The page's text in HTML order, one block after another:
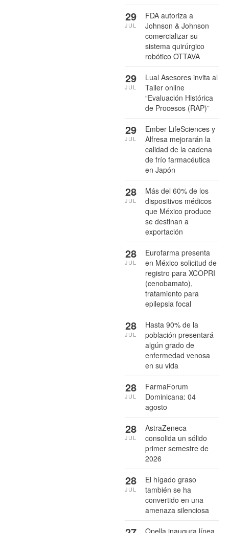
FDA autoriza a
Johnson & Johnson
comercializar su
sistema quirúrgico
robótico OTTAVA
29
JUL
Lual Asesores invita al
Taller online
“Evaluación Histórica
de Procesos (RAP)”
29
JUL
Ember LifeSciences y
Alfresa mejorarán la
calidad de la cadena
de frío farmacéutica
en Japón
29
JUL
Más del 60% de los
dispositivos médicos
que México produce
se destinan a
exportación
28
JUL
Eurofarma presenta
en México solicitud de
registro para XCOPRI
(cenobamato),
tratamiento para
epilepsia focal
28
JUL
Hasta 90% de la
población presentará
algún grado de
enfermedad venosa
en su vida
28
JUL
FarmaForum
Dominicana: 04
agosto
28
JUL
AstraZeneca
consolida un sólido
primer semestre de
2026
28
JUL
El hígado graso
también se ha
convertido en una
amenaza silenciosa
28
JUL
Opella inaugura línea